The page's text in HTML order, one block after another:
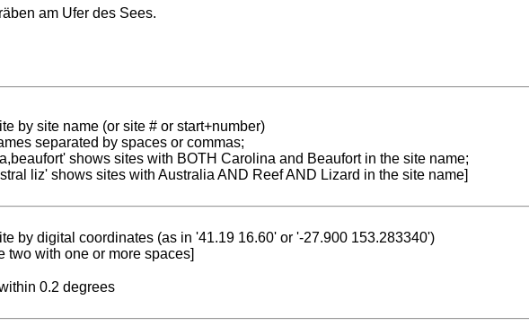
am Ufer des Sees.
by site name (or site # or start+number)
separated by spaces or commas;
shows sites with BOTH Carolina and Beaufort in the site name;
liz' shows sites with Australia AND Reef AND Lizard in the site name]
by digital coordinates (as in '41.19 16.60' or '-27.900 153.283340')
two with one or more spaces]
0.2 degrees